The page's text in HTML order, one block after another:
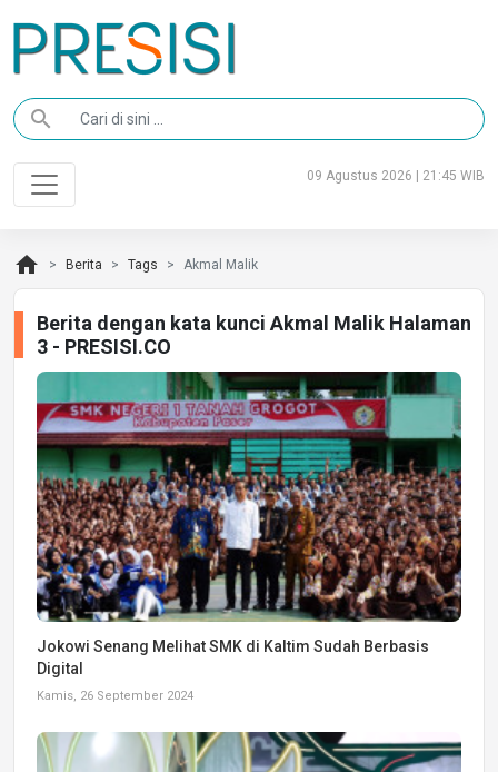
search
09 Agustus 2026 | 21:45 WIB
home Berita Tags Akmal Malik
Berita dengan kata kunci Akmal Malik Halaman
3 - PRESISI.CO
Jokowi Senang Melihat SMK di Kaltim Sudah Berbasis
Digital
Kamis, 26 September 2024